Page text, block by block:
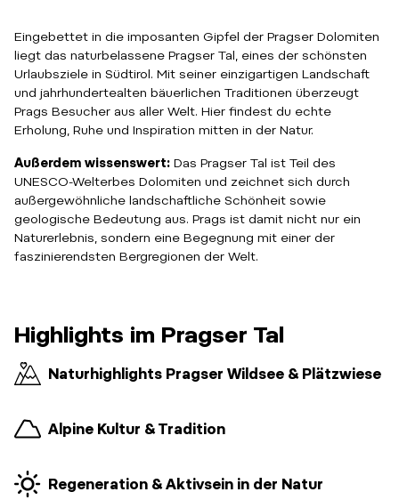
Eingebettet in die imposanten Gipfel der Pragser Dolomiten
liegt das naturbelassene Pragser Tal, eines der schönsten
Urlaubsziele in Südtirol. Mit seiner einzigartigen Landschaft
und jahrhundertealten bäuerlichen Traditionen überzeugt
Prags Besucher aus aller Welt. Hier findest du echte
Erholung, Ruhe und Inspiration mitten in der Natur.
Außerdem wissenswert: Das Pragser Tal ist Teil des
UNESCO-Welterbes Dolomiten und zeichnet sich durch
außergewöhnliche landschaftliche Schönheit sowie
geologische Bedeutung aus. Prags ist damit nicht nur ein
Naturerlebnis, sondern eine Begegnung mit einer der
faszinierendsten Bergregionen der Welt.
Highlights im Pragser Tal
Naturhighlights Pragser Wildsee & Plätzwiese
Alpine Kultur & Tradition
Regeneration & Aktivsein in der Natur